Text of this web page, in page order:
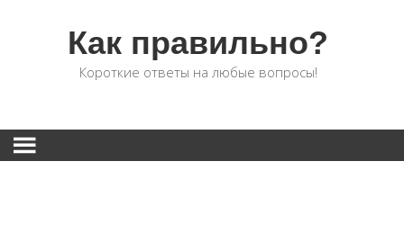
Как правильно?
Короткие ответы на любые вопросы!